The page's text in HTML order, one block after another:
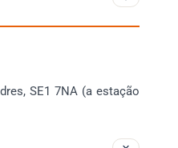
SE1 7NA (a estação